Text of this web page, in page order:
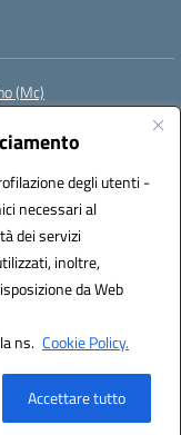
degli utenti -
necessari al
dei servizi
inoltre,
da Web
ns. Cookie Policy.
Accettare tutto
(Mc)
istsc_mcic81600c
S.r.l.
Italia